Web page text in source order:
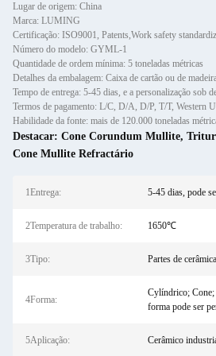
Lugar de origem: China
Marca: LUMING
Certificação: ISO9001, Patents,Work safety
Número do modelo: GYML-1
Quantidade de ordem mínima: 5 toneladas métricas
Detalhes da embalagem: Caixa de cartão ou de
Tempo de entrega: 5-45 dias, e a personalização sob
Termos de pagamento: L/C, D/A, D/P, T/T, Western
Destacar: Cone Corundum Mullite,
Cone Mullite Refractário
1Entrega: 5-45 dias, pode
2Temperatura de trabalho: 1650℃
3Tipo: Partes de cerâmica
4Forma:
Cylíndrico; Cone;
forma pode ser
5Aplicação: Cerâmico